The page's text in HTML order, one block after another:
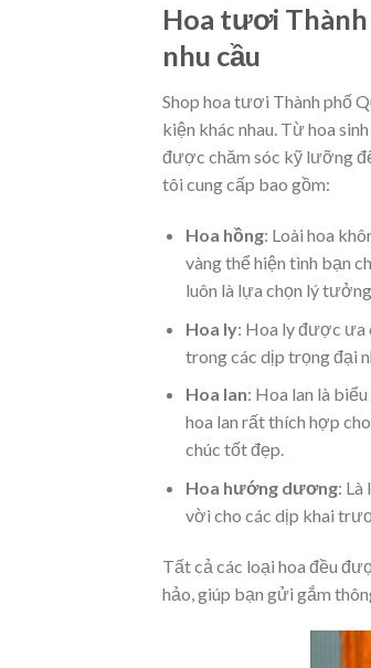
Hoa tươi
nhu cầu
Shop hoa tươi Thành phố
kiện khác nhau. Từ hoa
được chăm sóc kỹ lưỡng
tôi cung cấp bao gồm:
Hoa hồng: Loài hoa
vàng thể hiện tình bạn
luôn là lựa chọn lý
Hoa ly: Hoa ly được ưa
trong các dịp trọng đại
Hoa lan: Hoa lan là
hoa lan rất thích hợp
chúc tốt đẹp.
Hoa hướng dương: Là
vời cho các dịp khai
Tất cả các loại hoa đều
hảo, giúp bạn gửi gắm